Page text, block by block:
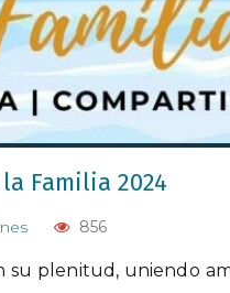
Familia 2024
856
su plenitud, uniendo